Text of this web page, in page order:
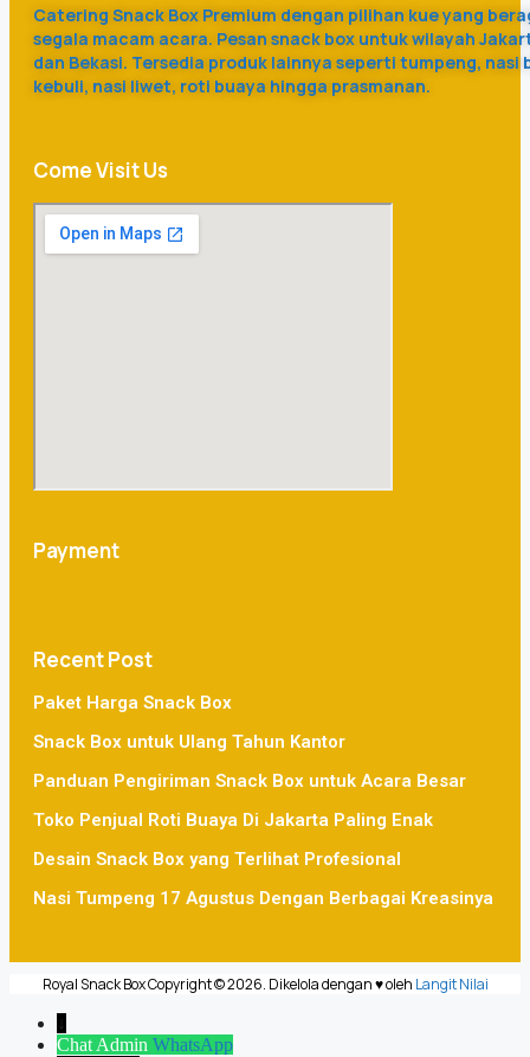
Catering Snack Box Premium dengan pilihan kue yang
segala macam acara. Pesan snack box untuk wilayah
dan Bekasi. Tersedia produk lainnya seperti tumpeng, nasi
kebuli, nasi liwet, roti buaya hingga prasmanan.
Come Visit Us
Payment
Recent Post
Paket Harga Snack Box
Snack Box untuk Ulang Tahun Kantor
Panduan Pengiriman Snack Box untuk Acara Besar
Toko Penjual Roti Buaya Di Jakarta Paling Enak
Desain Snack Box yang Terlihat Profesional
Nasi Tumpeng 17 Agustus Dengan Berbagai Kreasinya
Royal Snack Box Copyright © 2026. Dikelola dengan ♥ oleh Langit Nilai
↓
Chat Admin WhatsApp